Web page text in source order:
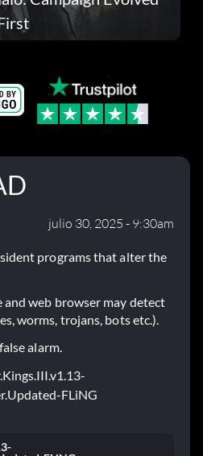
julio 30, 2025 - 9:30am
programs that alter the
web browser may detect
worms, trojans, bots etc.).
alarm.
FLiNG